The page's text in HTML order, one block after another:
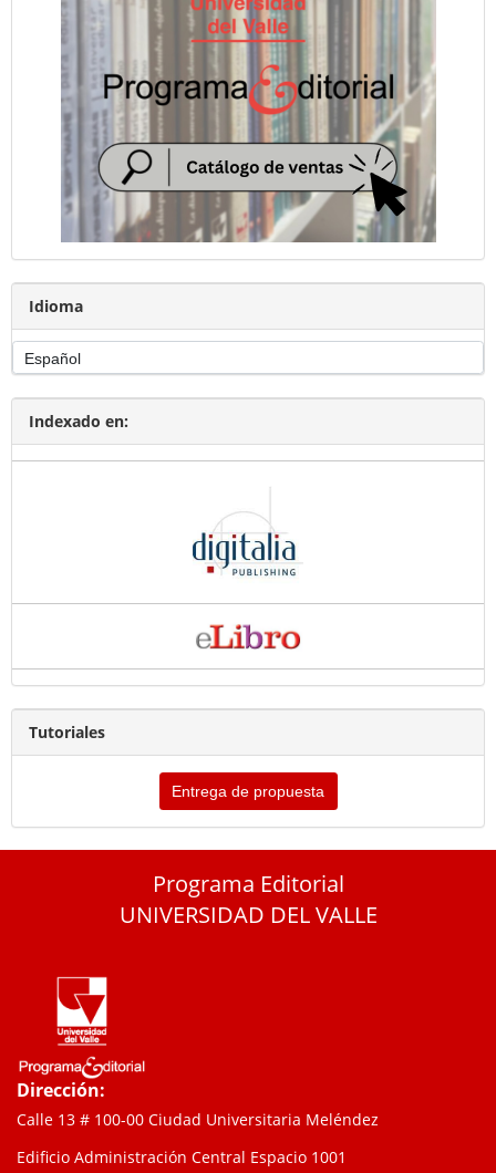
Idioma
Indexado en:
Tutoriales
Entrega de propuesta
Programa Editorial
UNIVERSIDAD DEL VALLE
Dirección:
Calle 13 # 100-00 Ciudad Universitaria Meléndez
Edificio Administración Central Espacio 1001